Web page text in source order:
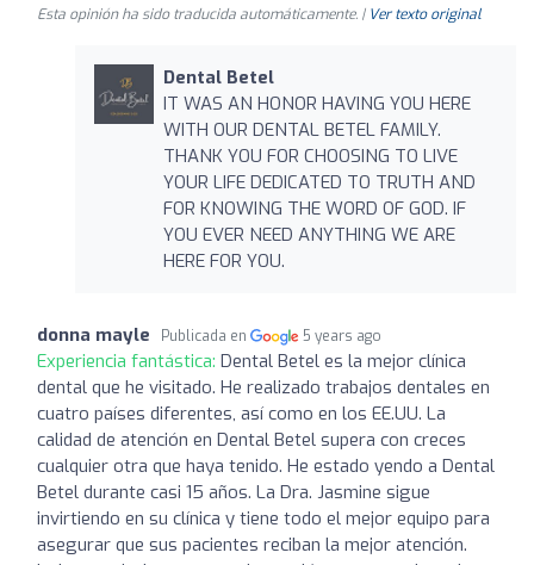
Esta opinión ha sido traducida automáticamente. | Ver texto original
Dental Betel
IT WAS AN HONOR HAVING YOU HERE
WITH OUR DENTAL BETEL FAMILY.
THANK YOU FOR CHOOSING TO LIVE
YOUR LIFE DEDICATED TO TRUTH AND
FOR KNOWING THE WORD OF GOD. IF
YOU EVER NEED ANYTHING WE ARE
HERE FOR YOU.
donna mayle Publicada en 5 years ago
Experiencia fantástica: Dental Betel es la mejor clínica
dental que he visitado. He realizado trabajos dentales en
cuatro países diferentes, así como en los EE.UU. La
calidad de atención en Dental Betel supera con creces
cualquier otra que haya tenido. He estado yendo a Dental
Betel durante casi 15 años. La Dra. Jasmine sigue
invirtiendo en su clínica y tiene todo el mejor equipo para
asegurar que sus pacientes reciban la mejor atención.